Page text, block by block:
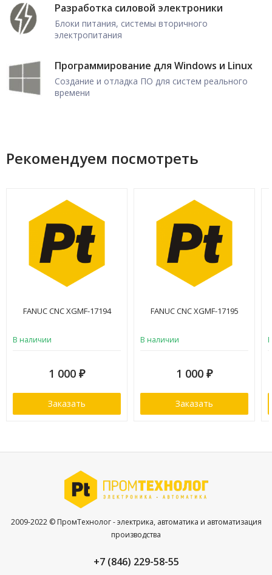
Разработка силовой электроники
Блоки питания, системы вторичного
электропитания
Программирование для Windows и Linux
Создание и отладка ПО для систем реального
времени
Рекомендуем посмотреть
FANUC CNC XGMF-17194
В наличии
1 000 ₽
Заказать
FANUC CNC XGMF-17195
В наличии
1 000 ₽
Заказать
2009-2022 © ПромТехнолог - электрика, автоматика и автоматизация
производства
+7 (846) 229-58-55